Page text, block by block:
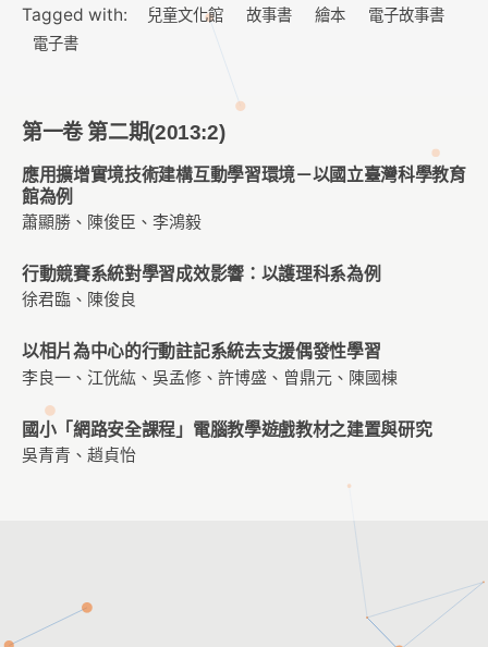
Tagged with: 兒童文化館 故事書 繪本
電子故事書
電子書
第一卷 第二期(2013:2)
應用擴增實境技術建構互動學習環境－以國立臺灣科學教育
館為例
蕭顯勝、陳俊臣、李鴻毅
行動競賽系統對學習成效影響：以護理科系為例
徐君臨、陳俊良
以相片為中心的行動註記系統去支援偶發性學習
李良一、江侊紘、吳孟修、許博盛、曾鼎元、陳國棟
國小「網路安全課程」電腦教學遊戲教材之建置與研究
吳青青、趙貞怡